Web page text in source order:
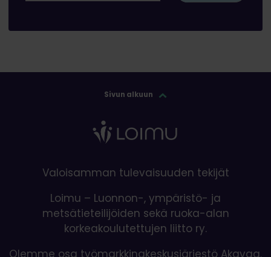
Sivun alkuun
Valoisamman tulevaisuuden tekijät
Loimu – Luonnon-, ympäristö- ja
metsätieteilijöiden sekä ruoka-alan
korkeakoulutettujen liitto ry.